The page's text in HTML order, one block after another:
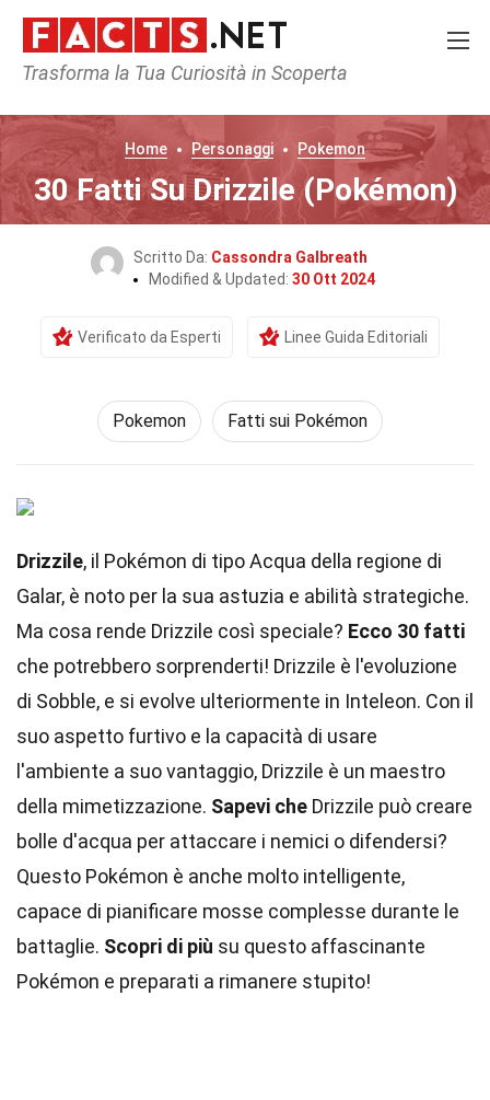
Trasforma la Tua Curiosità in Scoperta
Home Personaggi Pokemon
30 Fatti Su Drizzile (Pokémon)
Scritto Da: Cassondra Galbreath
Modified & Updated: 30 Ott 2024
Verificato da Esperti Linee Guida Editoriali
Pokemon Fatti sui Pokémon
Drizzile, il Pokémon di tipo Acqua della regione di
Galar, è noto per la sua astuzia e abilità strategiche.
Ma cosa rende Drizzile così speciale? Ecco 30 fatti
che potrebbero sorprenderti! Drizzile è l'evoluzione
di Sobble, e si evolve ulteriormente in Inteleon. Con il
suo aspetto furtivo e la capacità di usare
l'ambiente a suo vantaggio, Drizzile è un maestro
della mimetizzazione. Sapevi che Drizzile può creare
bolle d'acqua per attaccare i nemici o difendersi?
Questo Pokémon è anche molto intelligente,
capace di pianificare mosse complesse durante le
battaglie. Scopri di più su questo affascinante
Pokémon e preparati a rimanere stupito!